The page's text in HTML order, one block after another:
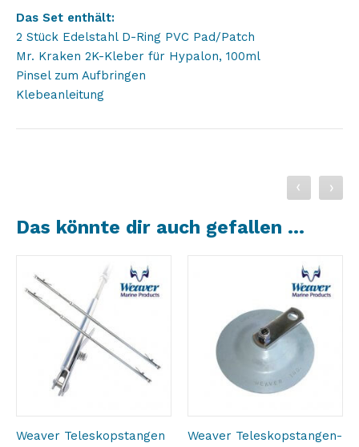
Das Set enthält:
2 Stück Edelstahl D-Ring PVC Pad/Patch
Mr. Kraken 2K-Kleber für Hypalon, 100ml
Pinsel zum Aufbringen
Klebeanleitung
Das könnte dir auch gefallen …
Weaver Teleskopstangen
Weaver Teleskopstangen-